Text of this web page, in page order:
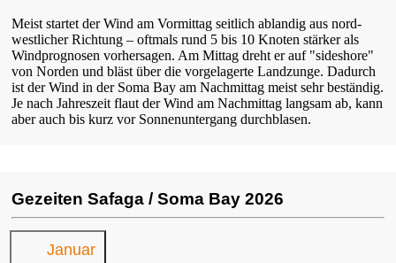
Meist startet der Wind am Vormittag seitlich ablandig aus nord-
westlicher Richtung – oftmals rund 5 bis 10 Knoten stärker als
Windprognosen vorhersagen. Am Mittag dreht er auf "sideshore"
von Norden und bläst über die vorgelagerte Landzunge. Dadurch
ist der Wind in der Soma Bay am Nachmittag meist sehr beständig.
Je nach Jahreszeit flaut der Wind am Nachmittag langsam ab, kann
aber auch bis kurz vor Sonnenuntergang durchblasen.
Gezeiten Safaga / Soma Bay 2026
Januar